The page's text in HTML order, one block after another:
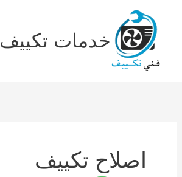
المحتوى
خدمات تكييف
اصلاح تكييف